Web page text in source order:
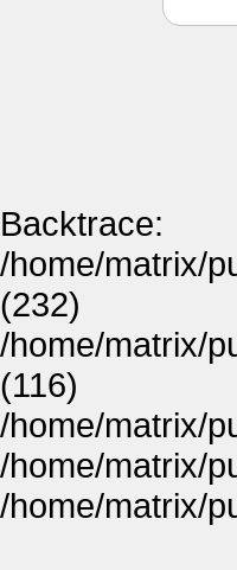
Backtrace:
/home/matrix/
(232)
/home/matrix/
(116)
/home/matrix/
/home/matrix/
/home/matrix/